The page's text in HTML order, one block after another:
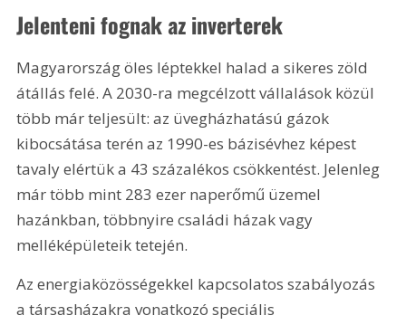
Jelenteni fognak az inverterek
Magyarország öles léptekkel halad a sikeres zöld
átállás felé. A 2030-ra megcélzott vállalások közül
több már teljesült: az üvegházhatású gázok
kibocsátása terén az 1990-es bázisévhez képest
tavaly elértük a 43 százalékos csökkentést. Jelenleg
már több mint 283 ezer naperőmű üzemel
hazánkban, többnyire családi házak vagy
melléképületeik tetején.
Az energiaközösségekkel kapcsolatos szabályozás
a társasházakra vonatkozó speciális